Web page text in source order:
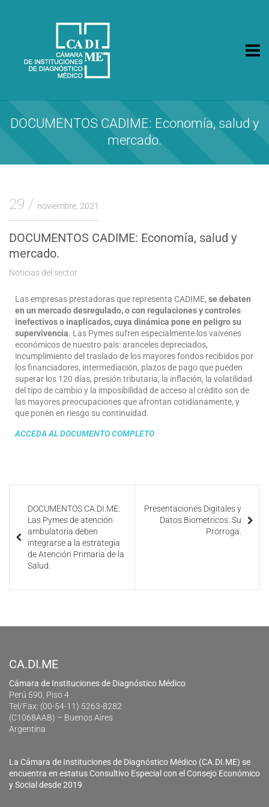
CA.DI.ME.
Cámara de Instituciones de Diagnóstico Médico
DOCUMENTOS CADIME: Economía, salud y
mercado.
29 noviembre, 2021
DOCUMENTOS CADIME: Economía, salud y
mercado.
Noticias del sector
Las empresas prestadoras que representa CADIME, se debaten
en un mercado desregulado, o con regulaciones y controles
inefectivos o inaplicados, cuya dinámica pone en peligro su
supervivencia. Las Pymes sufren especialmente los vaivenes
económicos de nuestro país: aranceles depreciados,
incumplimiento del traslado de los mayores fondos recibidos por
los financiadores, intermediación, plazos de pago que pueden
superar los 120 días, presión tributaria, la inflación, la volatilidad
del tipo de cambio y la imposibilidad de acceso al crédito son de
las mayores preocupaciones que afrontan cotidianamente, y
que ponen en riesgo su continuidad.
ACCEDA AL DOCUMENTO COMPLETO
DOCUMENTOS CA.DI.ME:
Las Pymes de atención
ambulatoria deben
integrarse a la estrategia
de Atención Primaria de la
Salud.
Presentaciones Digitales y
Datos Biometricos. Su
Prorroga.
CA.DI.ME
Cámara de Instituciones de Diagnóstico Médico
Perú 590, Piso 4
Tel/Fax: (00-54-11) 5263-8282
(C1068AAB) – Buenos Aires
Argentina
La Cámara de Instituciones de Diagnóstico Médico (CA.DI.ME) se
encuentra en estatus Consultivo Especial con el Consejo Económico
y Social desde 2019